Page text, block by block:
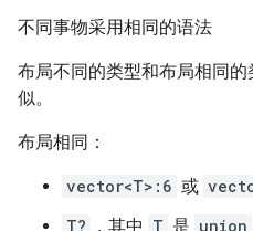
不同事物采用相同的语法
布局不同的类型和布局相同
似。
布局相同：
vector<T>:6 或
T?
，其中 T 是 union